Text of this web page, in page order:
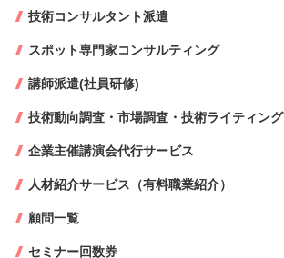
技術コンサルタント派遣
スポット専門家コンサルティング
講師派遣(社員研修)
技術動向調査・市場調査・技術ライティング
企業主催講演会代行サービス
人材紹介サービス（有料職業紹介）
顧問一覧
セミナー回数券